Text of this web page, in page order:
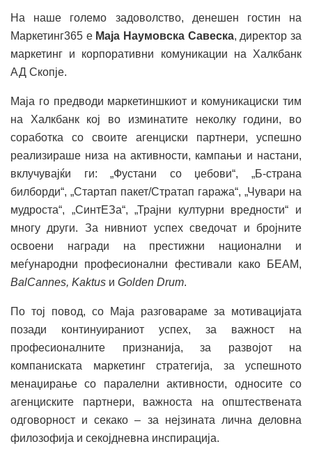
На наше големо задоволство, денешен гостин на
Маркетинг365 е Маја Наумовска Савеска, директор за
маркетинг и корпоративни комуникации на Халкбанк
АД Скопје.
Маја го предводи маркетиншкиот и комуникациски тим
на Халкбанк кој во изминатите неколку години, во
соработка со своите агенциски партнери, успешно
реализираше низа на активности, кампањи и настани,
вклучувајќи ги: „Фустани со џебови“, „Б-страна
билборди“, „Стартап пакет/Стратап гаража“, „Чувари на
мудроста“, „СинтЕЗа“, „Трајни културни вредности“ и
многу други. За нивниот успех сведочат и бројните
освоени награди на престижни национални и
меѓународни професионални фестивали како БЕАМ,
BalCannes, Kaktus и Golden Drum.
По тој повод, со Маја разговараме за мотивацијата
позади континуираниот успех, за важност на
професионалните признанија, за развојот на
компаниската маркетинг стратегија, за успешното
менаџирање со паралелни активности, односите со
агенциските партнери, важноста на општествената
одговорност и секако – за нејзината лична деловна
филозофија и секојдневна инспирација.